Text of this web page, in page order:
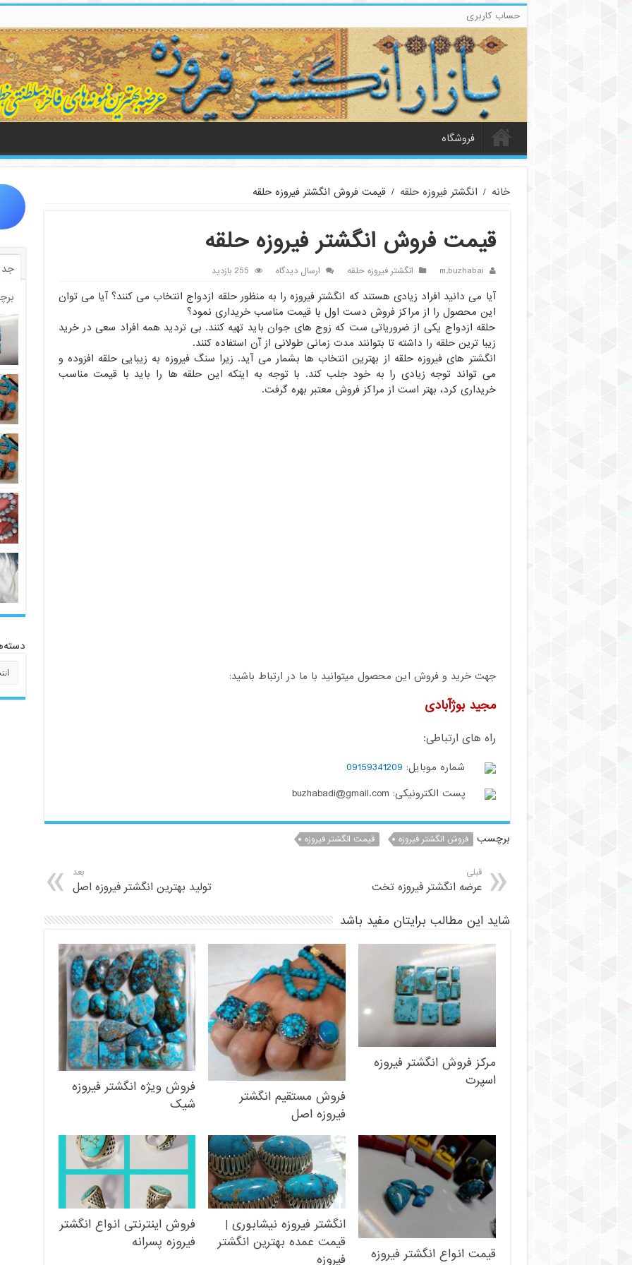
حساب کاربری
فروشگاه
خانه / انگشتر فیروزه حلقه / قیمت فروش انگشتر فیروزه حلقه
قیمت فروش انگشتر فیروزه حلقه
m.buzhabai انگشتر فیروزه حلقه ارسال دیدگاه 255 بازدید
آیا می دانید افراد زیادی هستند که انگشتر فیروزه را به منظور حلقه ازدواج انتخاب می کنند؟ آیا می توان
این محصول را از مراکز فروش دست اول با قیمت مناسب خریداری نمود؟
حلقه ازدواج یکی از ضروریاتی ست که زوج های جوان باید تهیه کنند. بی تردید همه افراد سعی در خرید
زیبا ترین حلقه را داشته تا بتوانند مدت زمانی طولانی از آن استفاده کنند.
انگشتر های فیروزه حلقه از بهترین انتخاب ها بشمار می آید. زیرا سنگ فیروزه به زیبایی حلقه افزوده و
می تواند توجه زیادی را به خود جلب کند. با توجه به اینکه این حلقه ها را باید با قیمت مناسب
خریداری کرد، بهتر است از مراکز فروش معتبر بهره گرفت.
جهت خرید و فروش این محصول میتوانید با ما در ارتباط باشید:
مجید بوژآبادی
راه های ارتباطی:
شماره موبایل: 09159341209
پست الکترونیکی: buzhabadi@gmail.com
برچسب فروش انگشتر فیروزه قیمت انگشتر فیروزه
قبلی
عرضه انگشتر فیروزه تخت
بعد
تولید بهترین انگشتر فیروزه اصل
شاید این مطالب برایتان مفید باشد
مرکز فروش انگشتر فیروزه
اسپرت
فروش مستقیم انگشتر
فیروزه اصل
فروش ویژه انگشتر فیروزه
شیک
قیمت انواع انگشتر فیروزه
انگشتر فیروزه نیشابوری |
قیمت عمده بهترین انگشتر
فیروزه
فروش اینترنتی انواع انگشتر
فیروزه پسرانه